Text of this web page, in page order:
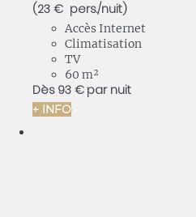
(23 € pers./nuit)
Accès Internet
Climatisation
TV
60 m²
Dès 93 € par nuit
+ INFO